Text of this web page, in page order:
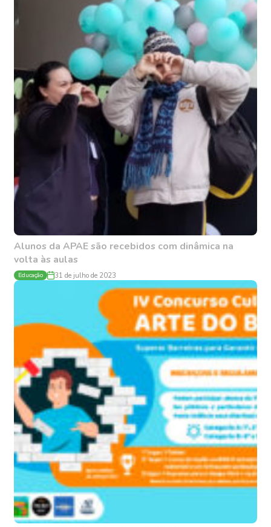
Alunos da APAE são recebidos com dinâmica na
volta às aulas
Educação 31 de julho de 2023